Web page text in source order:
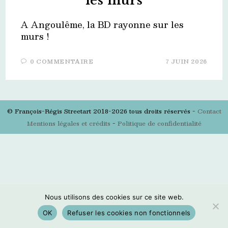
A Angoulême, la BD rayonne sur les
murs !
0 COMMENTAIRE 7 JUIN 2026
© François-Régis Streetart 2018-2026 tous droits réservés - Contact
Mentions légales et crédits - Politique de confidentialité
Nous utilisons des cookies sur ce site web.
OK
Refuser les cookies non fonctionnels